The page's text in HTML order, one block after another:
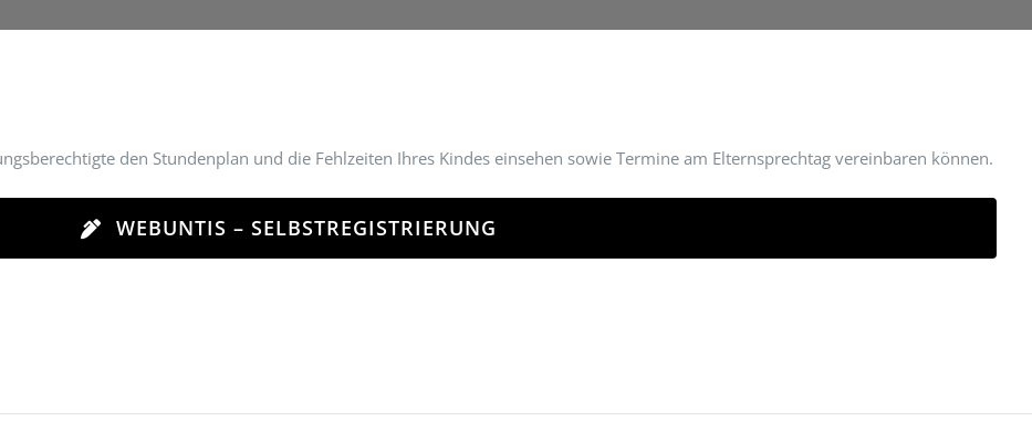
den Stundenplan und die Fehlzeiten Ihres Kindes einsehen sowie Termine am Elternsprechtag vereinbaren können.
WEBUNTIS – SELBSTREGISTRIERUNG